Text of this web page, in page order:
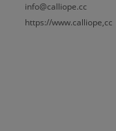
info@calliope.cc
https://www.calliope,cc